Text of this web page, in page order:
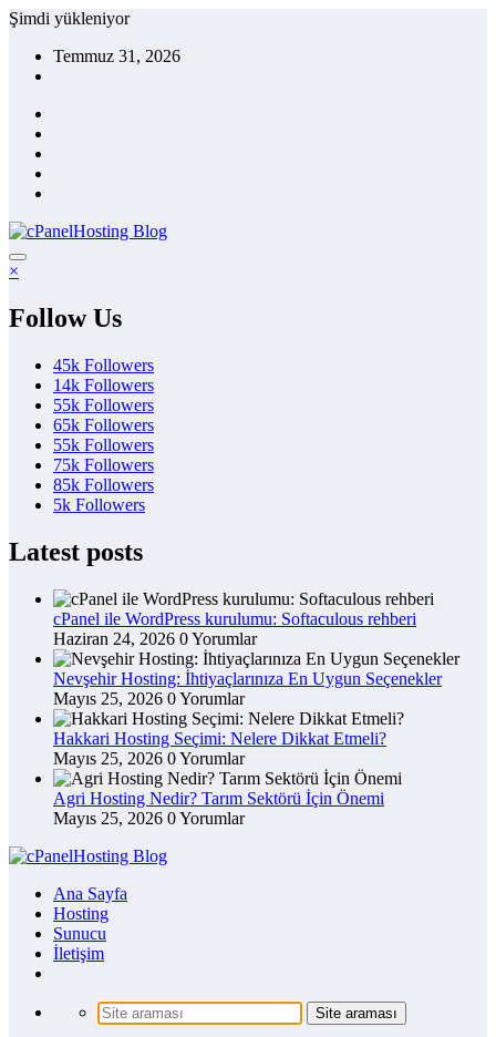
İçeriğe
Şimdi yükleniyor
Temmuz 31, 2026
×
Follow Us
45k Followers
14k Followers
55k Followers
65k Followers
55k Followers
75k Followers
85k Followers
5k Followers
Latest posts
cPanel ile WordPress kurulumu: Softaculous rehberi
Haziran 24, 2026 0 Yorumlar
Nevşehir Hosting: İhtiyaçlarınıza En Uygun Seçenekler
Mayıs 25, 2026 0 Yorumlar
Hakkari Hosting Seçimi: Nelere Dikkat Etmeli?
Mayıs 25, 2026 0 Yorumlar
Agri Hosting Nedir? Tarım Sektörü İçin Önemi
Mayıs 25, 2026 0 Yorumlar
Ana Sayfa
Hosting
Sunucu
İletişim